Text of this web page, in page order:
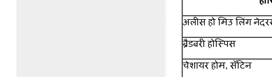
अलीस हो मिउ लिंग
ब्रैडबरी होस्पिस
चेशायर होम, सॅटिन